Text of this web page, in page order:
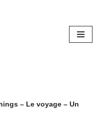
– Le voyage – Un